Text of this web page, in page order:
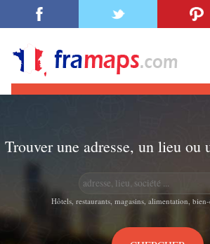
Trouver une adresse, un lieu ou
Hôtels, restaurants, magasins, alimentation,